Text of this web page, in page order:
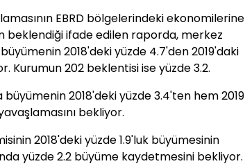
EBRD bölgelerindeki ekonomilerine
beklendiği ifade edilen raporda, merkez
2018'deki yüzde 4.7'den 2019'daki
Kurumun 202 beklentisi ise yüzde 3.2.
büyümenin 2018'deki yüzde 3.4'ten hem 2019
bekliyor.
2018'deki yüzde 1.9'luk büyümesinin
yüzde 2.2 büyüme kaydetmesini bekliyor.